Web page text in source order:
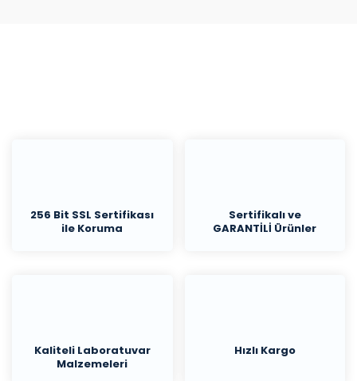
256 Bit SSL Sertifikası
ile Koruma
Sertifikalı ve
GARANTİLİ Ürünler
Kaliteli Laboratuvar
Malzemeleri
Hızlı Kargo